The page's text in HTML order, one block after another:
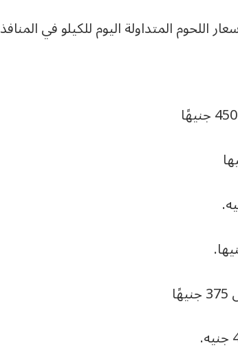
اللحوم المتداولة اليوم للكيلو في المنافذ